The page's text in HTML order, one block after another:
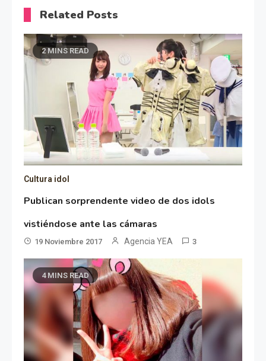
Related Posts
2 MINS READ
Cultura idol
Publican sorprendente video de dos idols
vistiéndose ante las cámaras
19 Noviembre 2017 Agencia YEA 3
4 MINS READ